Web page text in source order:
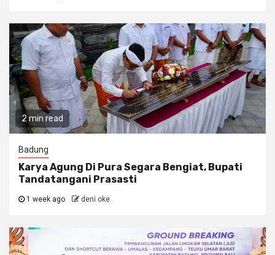
2 min read
Badung
Karya Agung Di Pura Segara Bengiat, Bupati
Tandatangani Prasasti
1 week ago deni oke